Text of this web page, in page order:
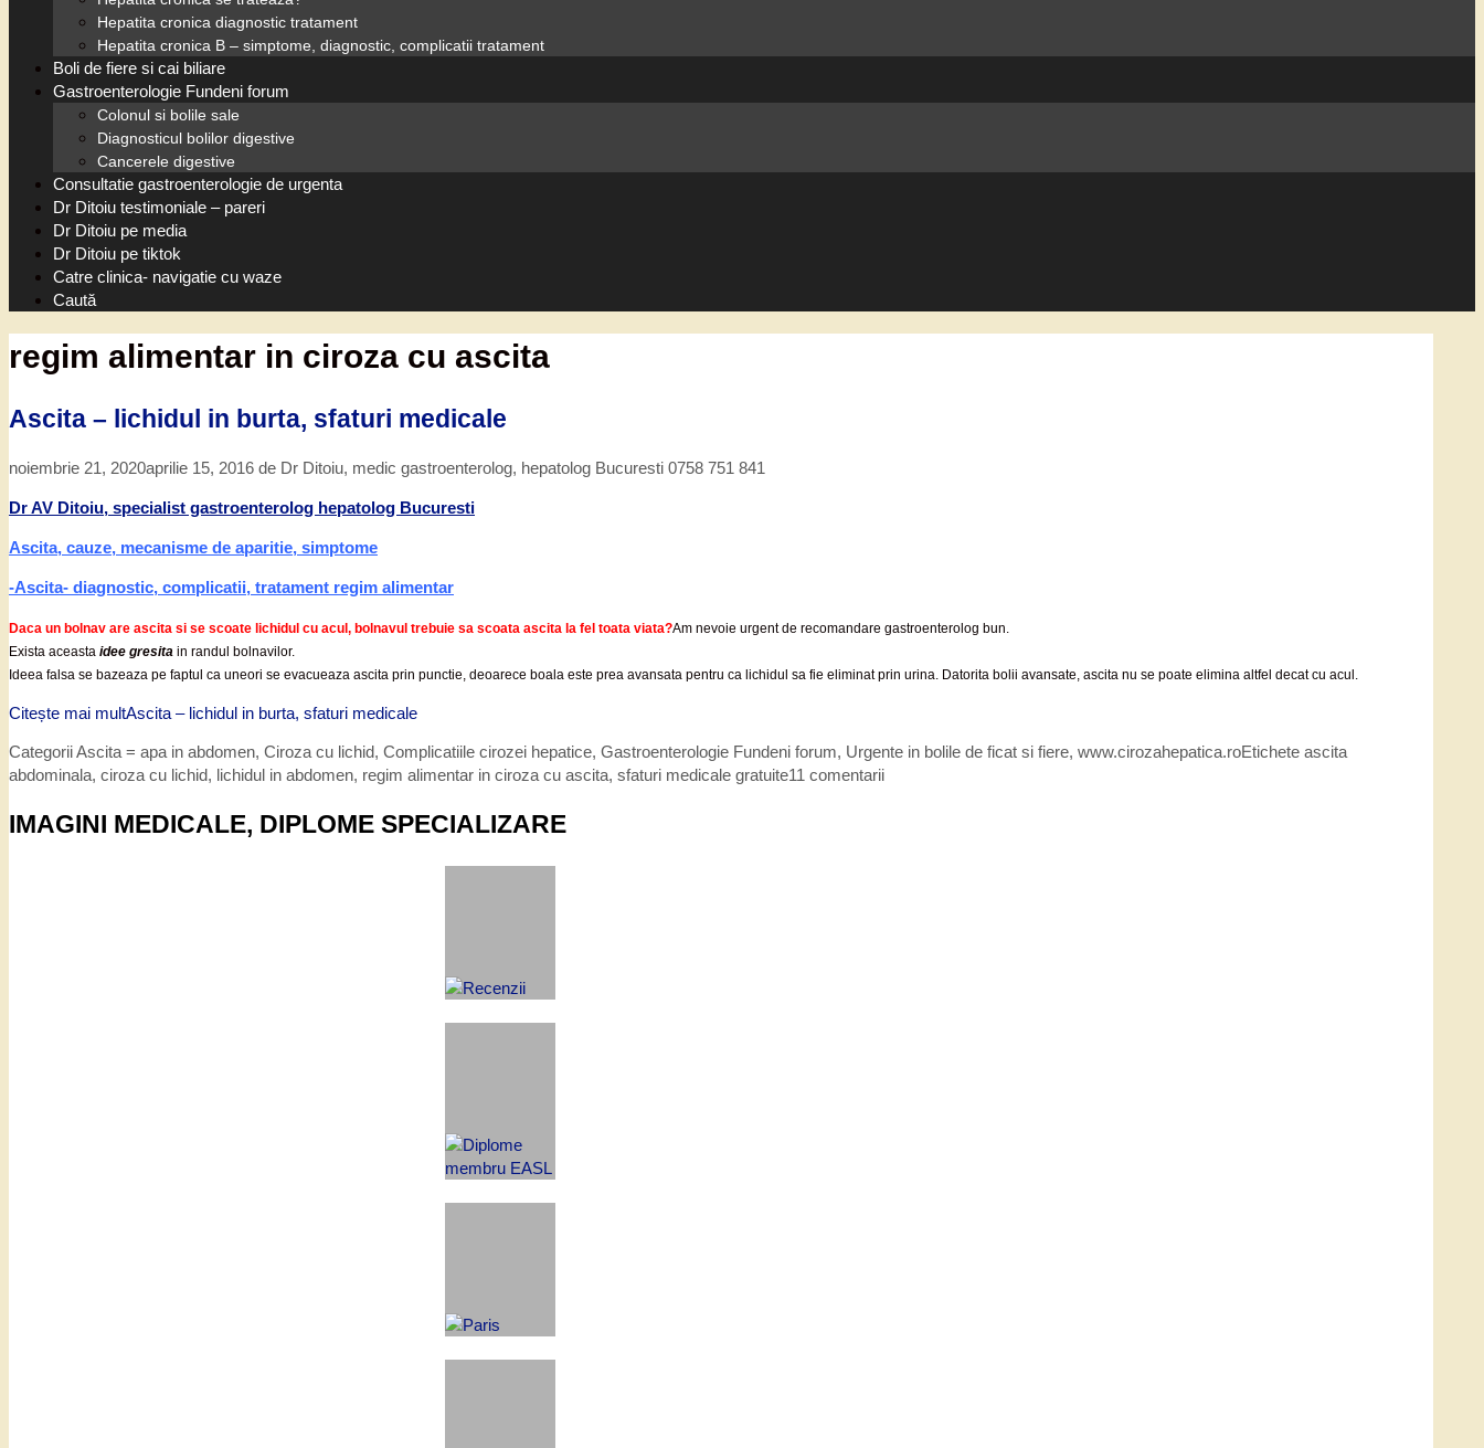
Hepatita cronica diagnostic tratament
Hepatita cronica B – simptome, diagnostic, complicatii tratament
Boli de fiere si cai biliare
Gastroenterologie Fundeni forum
Colonul si bolile sale
Diagnosticul bolilor digestive
Cancerele digestive
Consultatie gastroenterologie de urgenta
Dr Ditoiu testimoniale – pareri
Dr Ditoiu pe media
Dr Ditoiu pe tiktok
Catre clinica- navigatie cu waze
Caută
regim alimentar in ciroza cu ascita
Ascita – lichidul in burta, sfaturi medicale
noiembrie 21, 2020aprilie 15, 2016 de Dr Ditoiu, medic gastroenterolog, hepatolog Bucuresti 0758 751 841
Dr AV Ditoiu, specialist gastroenterolog hepatolog Bucuresti
Ascita, cauze, mecanisme de aparitie, simptome
-Ascita- diagnostic, complicatii, tratament regim alimentar
Daca un bolnav are ascita si se scoate lichidul cu acul, bolnavul trebuie sa scoata ascita la fel toata viata?Am nevoie urgent de recomandare gastroenterolog bun.
Exista aceasta idee gresita in randul bolnavilor.
Ideea falsa se bazeaza pe faptul ca uneori se evacueaza ascita prin punctie, deoarece boala este prea avansata pentru ca lichidul sa fie eliminat prin urina. Datorita bolii avansate, ascita nu se poate elimina altfel decat cu acul.
Citește mai multAscita – lichidul in burta, sfaturi medicale
CategoriiAscita = apa in abdomen, Ciroza cu lichid, Complicatiile cirozei hepatice, Gastroenterologie Fundeni forum, Urgente in bolile de ficat si fiere, www.cirozahepatica.roEtichete ascita
abdominala, ciroza cu lichid, lichidul in abdomen, regim alimentar in ciroza cu ascita, sfaturi medicale gratuite11 comentarii
IMAGINI MEDICALE, DIPLOME SPECIALIZARE